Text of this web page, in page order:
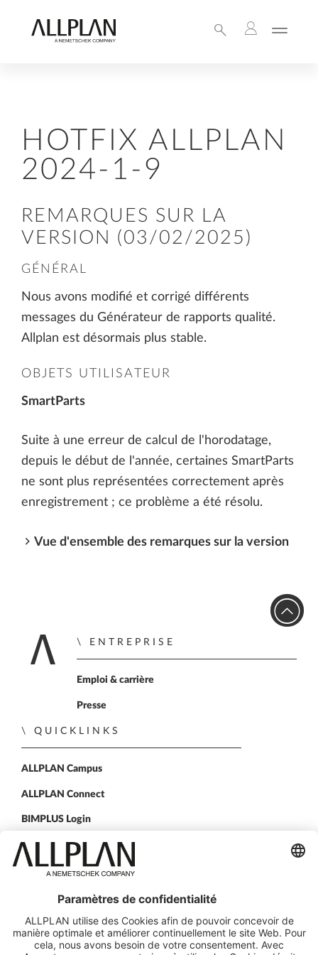
HOTFIX ALLPLAN
2024-1-9
REMARQUES SUR LA
VERSION (03/02/2025)
GÉNÉRAL
Nous avons modifié et corrigé différents
messages du Générateur de rapports qualité.
Allplan est désormais plus stable.
OBJETS UTILISATEUR
SmartParts
Suite à une erreur de calcul de l'horodatage,
depuis le début de l'année, certaines SmartParts
ne sont plus représentées correctement après
enregistrement ; ce problème a été résolu.
Vue d'ensemble des remarques sur la version
Retour à la page
ENTREPRISE
Emploi & carrière
Presse
QUICKLINKS
ALLPLAN Campus
ALLPLAN Connect
BIMPLUS Login
CONTACTEZ NOUS